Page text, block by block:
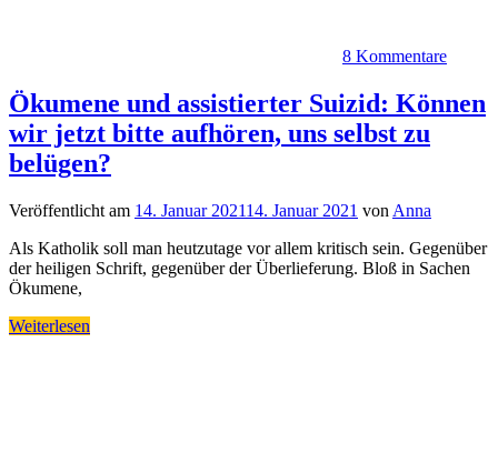
8 Kommentare
Ökumene und assistierter Suizid: Können
wir jetzt bitte aufhören, uns selbst zu
belügen?
Veröffentlicht am 14. Januar 202114. Januar 2021 von Anna
Als Katholik soll man heutzutage vor allem kritisch sein. Gegenüber
der heiligen Schrift, gegenüber der Überlieferung. Bloß in Sachen
Ökumene,
Weiterlesen